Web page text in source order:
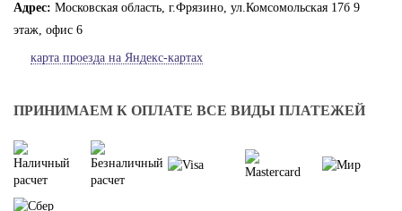
Адрес: Московская область, г.Фрязино, ул.Комсомольская 17б 9
этаж, офис 6
карта проезда на Яндекс-картах
ПРИНИМАЕМ К ОПЛАТЕ ВСЕ ВИДЫ ПЛАТЕЖЕЙ